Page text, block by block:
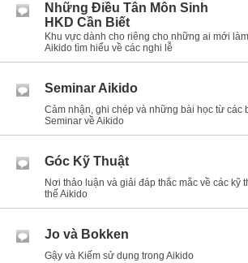
Những Điều Tân Môn Sinh
HKD Cần Biết
Khu vực dành cho riêng cho những ai mới
Aikido tìm hiểu về các nghi lễ
Seminar Aikido
Cảm nhận, ghi chép và những bài học từ các
Seminar về Aikido
Góc Kỹ Thuật
Nơi thảo luận và giải đáp thắc mắc về các kỹ
thế Aikido
Jo và Bokken
Gậy và Kiếm sử dụng trong Aikido